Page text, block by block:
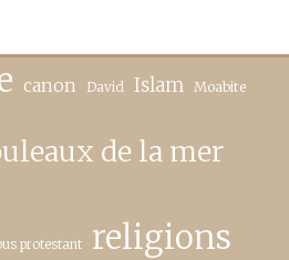
canon David Islam Moabite
de la mer
protestant religions